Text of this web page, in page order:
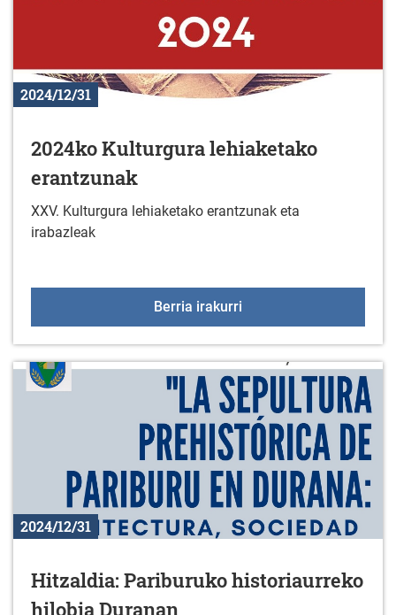
2024/12/31
2024ko Kulturgura lehiaketako
erantzunak
XXV. Kulturgura lehiaketako erantzunak eta
irabazleak
Berria irakurri
2024/12/31
Hitzaldia: Pariburuko historiaurreko
hilobia Duranan